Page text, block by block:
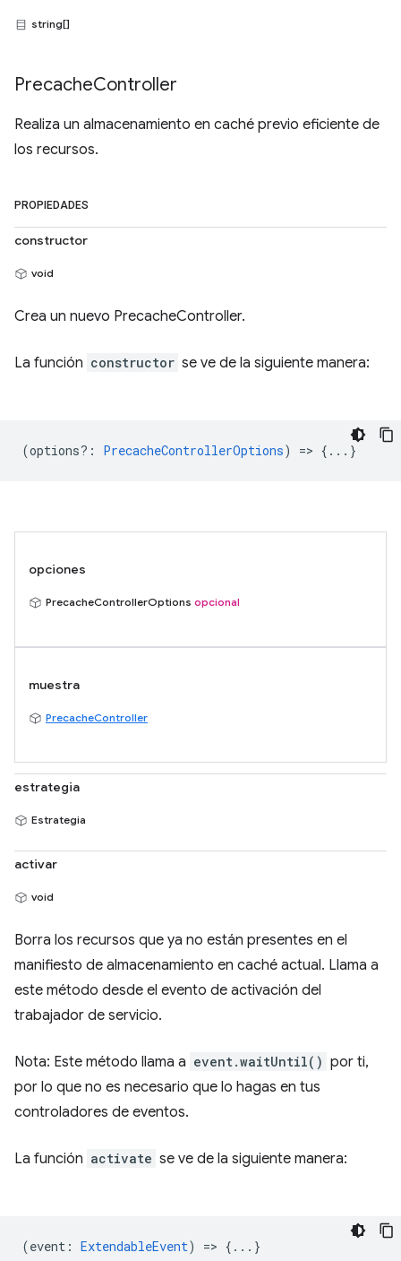
string[]
PrecacheController
Realiza un almacenamiento en caché previo eficiente de
los recursos.
PROPIEDADES
constructor
void
Crea un nuevo PrecacheController.
La función constructor se ve de la siguiente manera:
(options? : PrecacheControllerOptions) => {...}
opciones
PrecacheControllerOptions opcional
muestra
PrecacheController
estrategia
Estrategia
activar
void
Borra los recursos que ya no están presentes en el
manifiesto de almacenamiento en caché actual. Llama a
este método desde el evento de activación del
trabajador de servicio.
Nota: Este método llama a event.waitUntil() por ti,
por lo que no es necesario que lo hagas en tus
controladores de eventos.
La función activate se ve de la siguiente manera:
(event : ExtendableEvent) => {...}